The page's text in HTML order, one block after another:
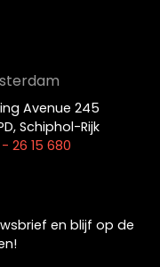
Avenue 245
PD, Schiphol-Rijk
26 15 680
en blijf op de